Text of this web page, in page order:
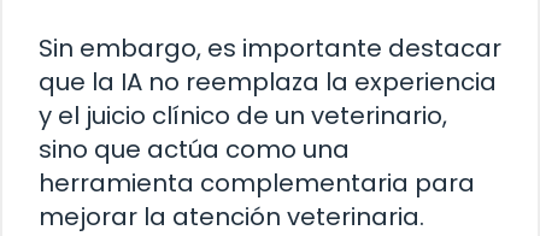
Sin embargo, es importante destacar
que la IA no reemplaza la experiencia
y el juicio clínico de un veterinario,
sino que actúa como una
herramienta complementaria para
mejorar la atención veterinaria.